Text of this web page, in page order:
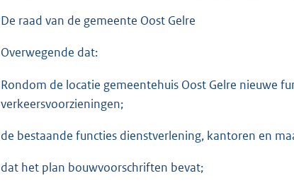
M
De raad van de gemeente Oost Gelre
Overwegende dat:
Rondom de locatie gemeentehuis Oost Gelre nieuwe
verkeersvoorzieningen;
de bestaande functies dienstverlening, kantoren en
dat het plan bouwvoorschriften bevat;